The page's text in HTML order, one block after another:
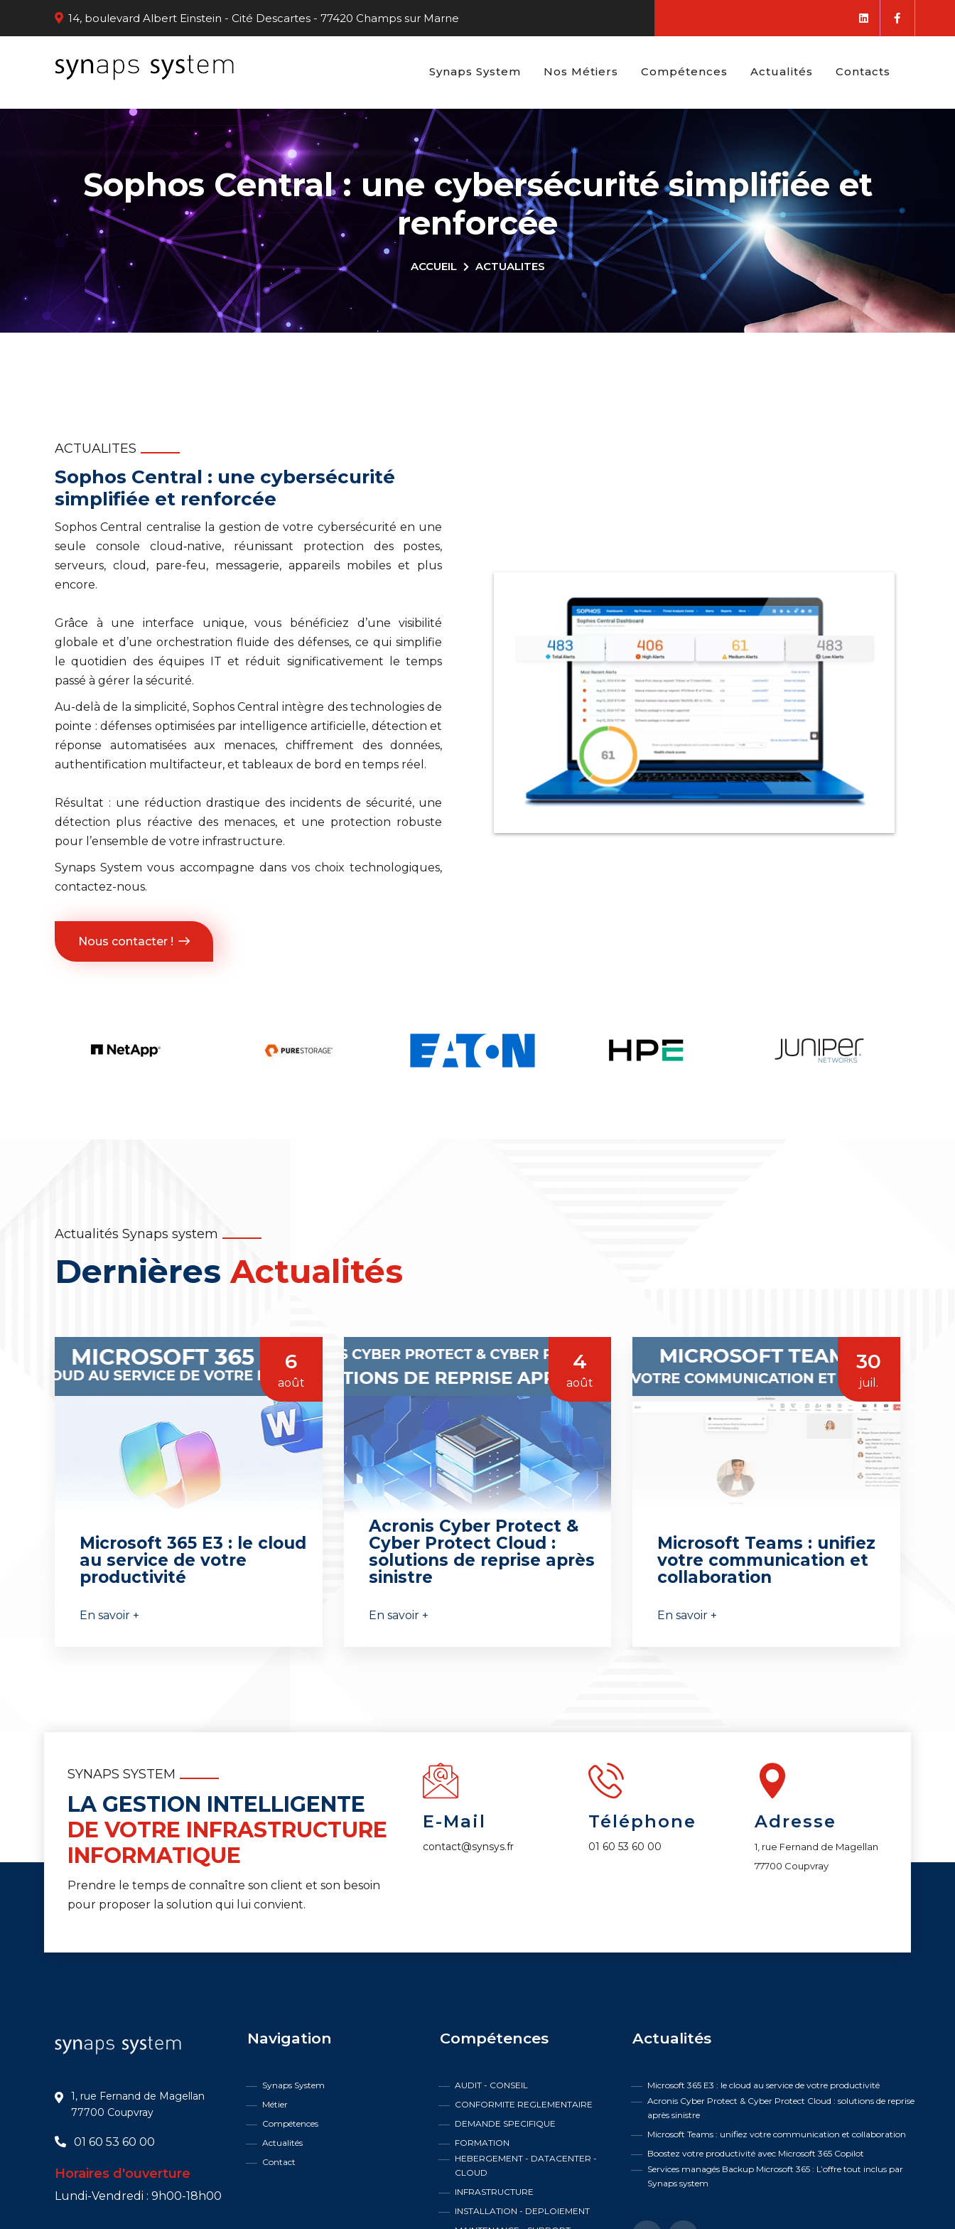
14, boulevard Albert Einstein - Cité Descartes - 77420 Champs sur Marne
Synaps System Nos Métiers Compétences Actualités Contacts
Sophos Central : une cybersécurité simplifiée et
renforcée
ACCUEIL ACTUALITES
ACTUALITES
Sophos Central : une cybersécurité
simplifiée et renforcée
Sophos Central centralise la gestion de votre cybersécurité en une
seule console cloud‑native, réunissant protection des postes,
serveurs, cloud, pare-feu, messagerie, appareils mobiles et plus
encore.
Grâce à une interface unique, vous bénéficiez d’une visibilité
globale et d’une orchestration fluide des défenses, ce qui simplifie
le quotidien des équipes IT et réduit significativement le temps
passé à gérer la sécurité.
Au-delà de la simplicité, Sophos Central intègre des technologies de
pointe : défenses optimisées par intelligence artificielle, détection et
réponse automatisées aux menaces, chiffrement des données,
authentification multifacteur, et tableaux de bord en temps réel.
Résultat : une réduction drastique des incidents de sécurité, une
détection plus réactive des menaces, et une protection robuste
pour l’ensemble de votre infrastructure.
Synaps System vous accompagne dans vos choix technologiques,
contactez-nous.
Nous contacter !
Actualités Synaps system
DernièresActualités
6
août
Microsoft 365 E3 : le cloud
au service de votre
productivité
En savoir +
4
août
Acronis Cyber Protect &
Cyber Protect Cloud :
solutions de reprise après
sinistre
En savoir +
30
juil.
Microsoft Teams : unifiez
votre communication et
collaboration
En savoir +
SYNAPS SYSTEM
LA GESTION INTELLIGENTE
DE VOTRE INFRASTRUCTURE
INFORMATIQUE
Prendre le temps de connaître son client et son besoin
pour proposer la solution qui lui convient.
E-Mail
contact@synsys.fr
Téléphone
01 60 53 60 00
Adresse
1, rue Fernand de Magellan
77700 Coupvray
1, rue Fernand de Magellan
77700 Coupvray
01 60 53 60 00
Horaires d'ouverture
Lundi-Vendredi : 9h00-18h00
Navigation
Synaps System
Métier
Compétences
Actualités
Contact
Compétences
AUDIT - CONSEIL
CONFORMITE REGLEMENTAIRE
DEMANDE SPECIFIQUE
FORMATION
HEBERGEMENT - DATACENTER -
CLOUD
INFRASTRUCTURE
INSTALLATION - DEPLOIEMENT
Actualités
Microsoft 365 E3 : le cloud au service de votre productivité
Acronis Cyber Protect & Cyber Protect Cloud : solutions de reprise
après sinistre
Microsoft Teams : unifiez votre communication et collaboration
Boostez votre productivité avec Microsoft 365 Copilot
Services managés Backup Microsoft 365 : L’offre tout inclus par
Synaps system
Panneau de gestion des cookies